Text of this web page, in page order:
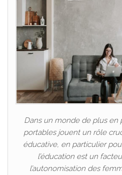
Dans un monde de plus en
portables jouent un rôle
éducative, en particulier
l’éducation est un
l’autonomisation des